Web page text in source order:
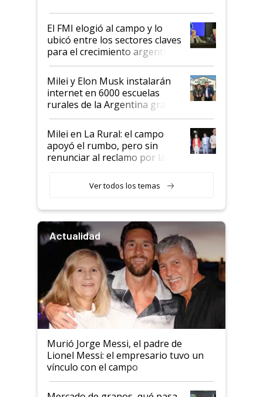
de Milei
El FMI elogió al campo y lo
ubicó entre los sectores claves
para el crecimiento argentino
Milei y Elon Musk instalarán
internet en 6000 escuelas
rurales de la Argentina gracias
a un acuerdo con Starlink
Milei en La Rural: el campo
apoyó el rumbo, pero sin
renunciar al reclamo por las
Ver todos los temas
Actualidad
Murió Jorge Messi, el padre de
Lionel Messi: el empresario tuvo un
vínculo con el campo